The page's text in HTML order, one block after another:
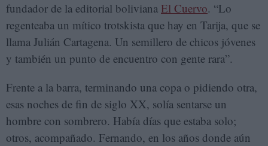
fundador de la editorial boliviana El Cuervo. “Lo
regenteaba un mítico trotskista que hay en Tarija, que se
llama Julián Cartagena. Un semillero de chicos jóvenes
y también un punto de encuentro con gente rara”.
Frente a la barra, terminando una copa o pidiendo otra,
esas noches de fin de siglo XX, solía sentarse un
hombre con sombrero. Había días que estaba solo;
otros, acompañado. Fernando, en los años donde aún